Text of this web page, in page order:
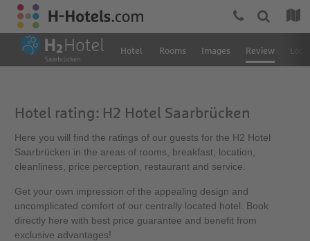
Hotel Rooms Images Review
Hotel rating: H2 Hotel Saarbrücken
Here you will find the ratings of our guests for the H2 Hotel
Saarbrücken in the areas of rooms, breakfast, location,
cleanliness, price perception, restaurant and service.
Get your own impression of the appealing design and
uncomplicated comfort of our centrally located hotel. Book
directly here with best price guarantee and benefit from
exclusive advantages!